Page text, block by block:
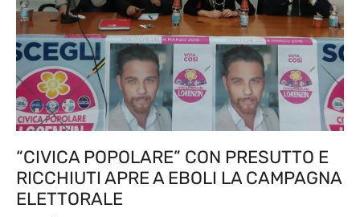
“CIVICA POPOLARE” CON PRESUTTO E
RICCHIUTI APRE A EBOLI LA CAMPAGNA
ELETTORALE